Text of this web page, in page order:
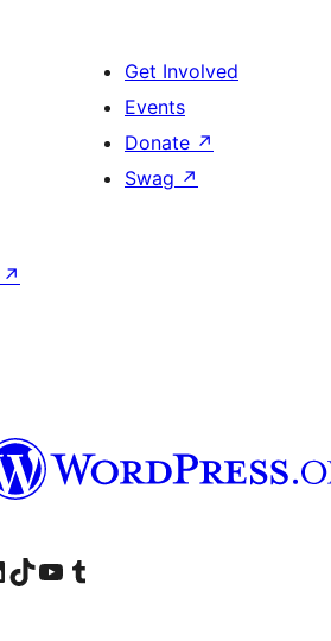
Get Involved
Events
Donate ↗
Swag ↗
↗
account
LinkedIn account
Visit our TikTok account
Visit our YouTube channel
Visit our Tumblr account